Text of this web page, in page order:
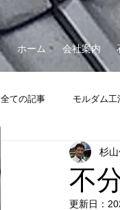
ホーム 会社案内
全ての記事 モルダム工
斜面安定工事（施工例
不
杉山
更新日：